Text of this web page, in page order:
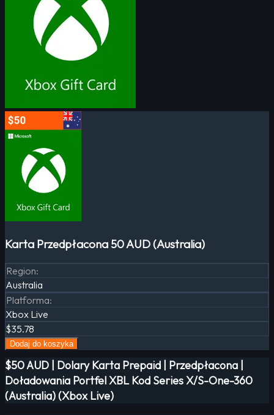
Karta Przedpłacona 50 AUD (Australia)
Region:
Australia
Platforma:
Xbox Live
$35.78
Dodaj do koszyka
$50 AUD | Dolary Karta Prepaid | Przedpłacona |
Doładowania Portfel XBL Kod Series X/S-One-360
(Australia) (Xbox Live)